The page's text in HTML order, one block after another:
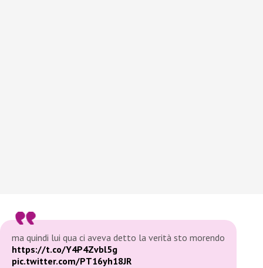
ma quindi lui qua ci aveva detto la verità sto morendo
https://t.co/Y4P4Zvbl5g
pic.twitter.com/PT16yh18JR